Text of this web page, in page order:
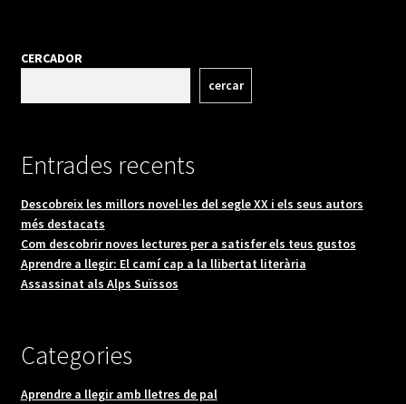
CERCADOR
cercar
Entrades recents
Descobreix les millors novel·les del segle XX i els seus autors
més destacats
Com descobrir noves lectures per a satisfer els teus gustos
Aprendre a llegir: El camí cap a la llibertat literària
Assassinat als Alps Suïssos
Categories
Aprendre a llegir amb lletres de pal